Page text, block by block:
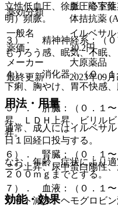
立性低血圧、徐脈、心室
明）頻脈。
３）． 精神神経系：（０
もうろう感、眠気、不眠、
４）． 消化器：（０．１
下痢、胸やけ、胃不快感、
５）． 肝臓：（０．１〜
昇、ＬＤＨ上昇、ビリル
昇。
６）． 腎臓：（０．１
ニン上昇、尿中蛋白陽性
７）． 血液：（０．１〜
リット減少、ヘモグロビ
薬効分類
血圧降下
体拮抗薬
一般名
イルベサ
薬価
30.2円
メーカー
大原薬品
最終更新
2023年09
用法・用量
通常、成人にはイルベサ
日１回経口投与する。
なお、年齢、症状により
２００ｍｇまでとする。
効能・効果